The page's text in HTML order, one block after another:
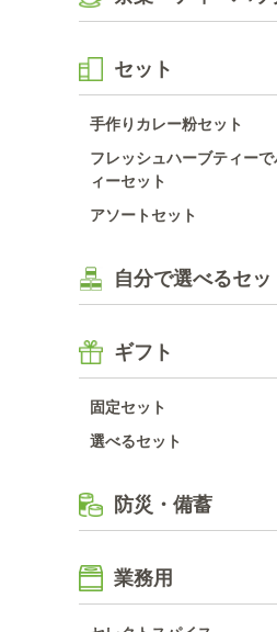
セット
手作りカレー粉セット
フレッシュハーブティー
ィーセット
アソートセット
自分で選べるセッ
ギフト
固定セット
選べるセット
防災・備蓄
業務用